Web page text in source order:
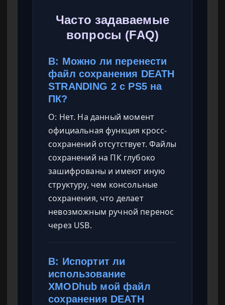
Часто задаваемые
вопросы (FAQ)
В: Можно ли перенести
файл сохранения DEATH
STRANDING 2 с PS5 на
ПК?
О: Нет. На данный момент
официальная функция кросс-
сохранений отсутствует. Файлы
сохранений на ПК глубоко
зашифрованы и имеют иную
структуру, чем консольные
сохранения, что делает
невозможным ручной перенос
через USB.
В: Испортит ли
использование
XMODhub мой файл
сохранения DEATH